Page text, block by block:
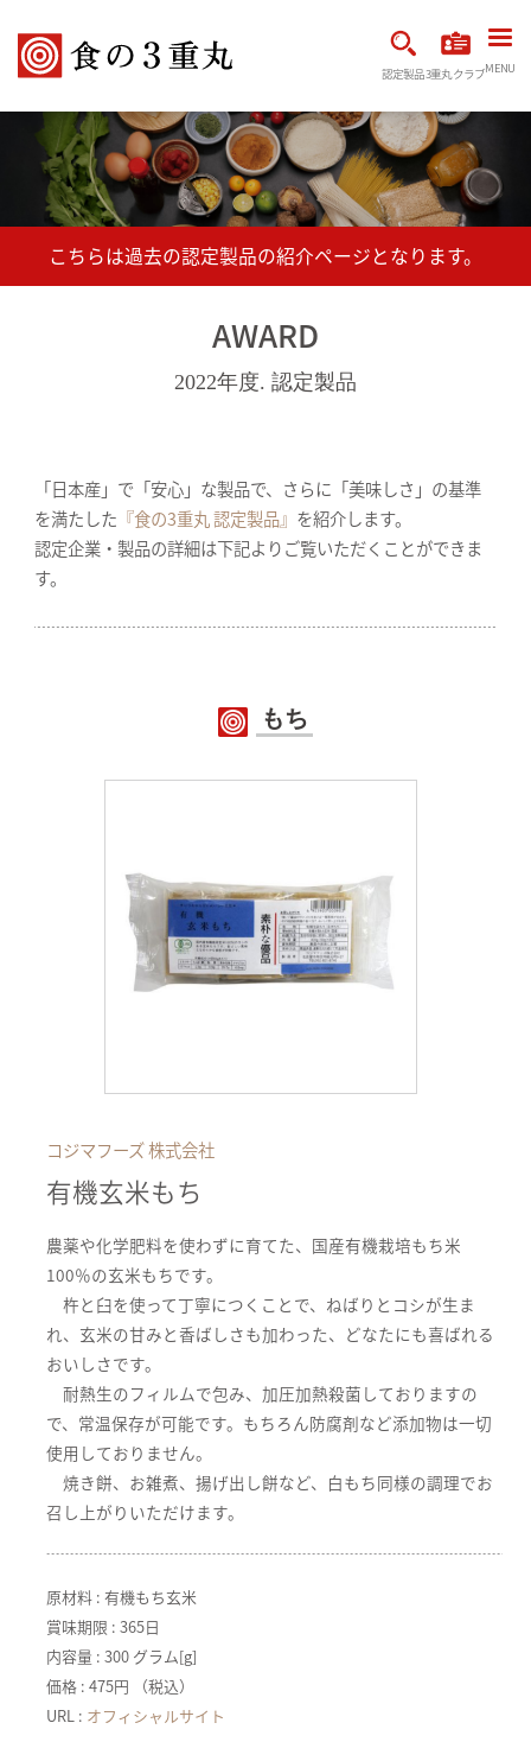
認定製品3重丸クラブMENU
AWARD
2022年度. 認定製品
「日本産」で「安心」な製品で、さらに「美味しさ」の基準
を満たした 『食の3重丸 認定製品』 を紹介します。
認定企業・製品の詳細は下記よりご覧いただくことができま
す。
もち
コジマフーズ 株式会社
有機玄米もち
農薬や化学肥料を使わずに育てた、国産有機栽培もち米
100％の玄米もちです。
杵と臼を使って丁寧につくことで、ねばりとコシが生ま
れ、玄米の甘みと香ばしさも加わった、どなたにも喜ばれる
おいしさです。
耐熱生のフィルムで包み、加圧加熱殺菌しておりますの
で、常温保存が可能です。もちろん防腐剤など添加物は一切
使用しておりません。
焼き餅、お雑煮、揚げ出し餅など、白もち同様の調理でお
召し上がりいただけます。
原材料 : 有機もち玄米
賞味期限 : 365日
内容量 : 300 グラム[g]
価格 : 475円 （税込）
URL : オフィシャルサイト